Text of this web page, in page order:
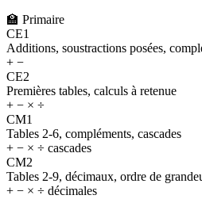
🏫 Primaire
CE1
Additions, soustractions posées,
+ −
CE2
Premières tables, calculs à retenue
+ − × ÷
CM1
Tables 2-6, compléments, cascades
+ − × ÷ cascades
CM2
Tables 2-9, décimaux, ordre de
+ − × ÷ décimales